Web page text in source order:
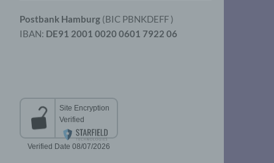
Postbank Hamburg (BIC PBNKDEFF )
IBAN: DE91 2001 0020 0601 7922 06